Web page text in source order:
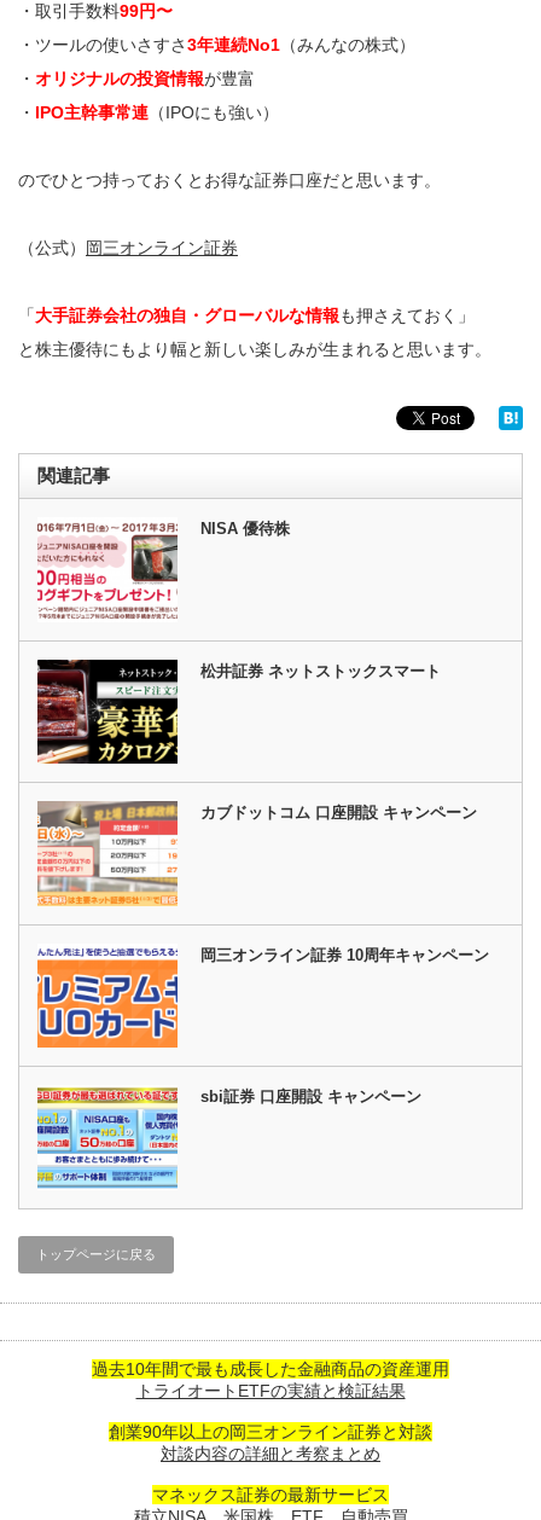
・取引手数料99円〜
・ツールの使いさすさ3年連続No1 （みんなの株式）
・ オリジナルの投資情報が豊富
・ IPO主幹事常連 （IPOにも強い）
のでひとつ持っておくとお得な証券口座だと思います。
（公式） 岡三オンライン証券
「大手証券会社の独自・グローバルな情報も押さえておく」
と株主優待にもより幅と新しい楽しみが生まれると思います。
関連記事
NISA 優待株
松井証券 ネットストックスマート
カブドットコム 口座開設 キャンペーン
岡三オンライン証券 10周年キャンペーン
sbi証券 口座開設 キャンペーン
トップページに戻る
過去10年間で最も成長した金融商品の資産運用
トライオートETFの実績と検証結果
創業90年以上の岡三オンライン証券と対談
対談内容の詳細と考察まとめ
マネックス証券の最新サービス
積立NISA、米国株、ETF、自動売買